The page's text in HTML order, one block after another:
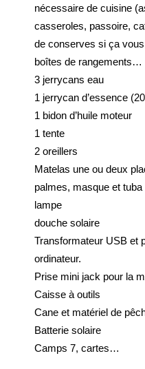
nécessaire de cuisine
casseroles, passoire,
de conserves si ça
boîtes de rangements…
3 jerrycans eau
1 jerrycan d’essence
1 bidon d’huile moteur
1 tente
2 oreillers
Matelas une ou deux
palmes, masque et tuba
lampe
douche solaire
Transformateur USB et
ordinateur.
Prise mini jack pour la
Caisse à outils
Cane et matériel de
Batterie solaire
Camps 7, cartes…